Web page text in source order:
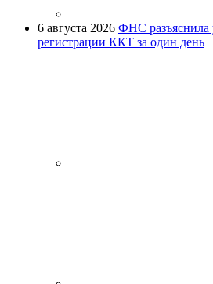
6 августа 2026 ФНС
регистрации ККТ за один день